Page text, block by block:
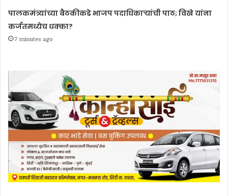
पालकमंत्र्यांच्या बैठकीकडे भाजप पदाधिकाऱ्यांची पाठ; विखे यांना
कर्जतमध्येच धक्का?
7 minutes ago